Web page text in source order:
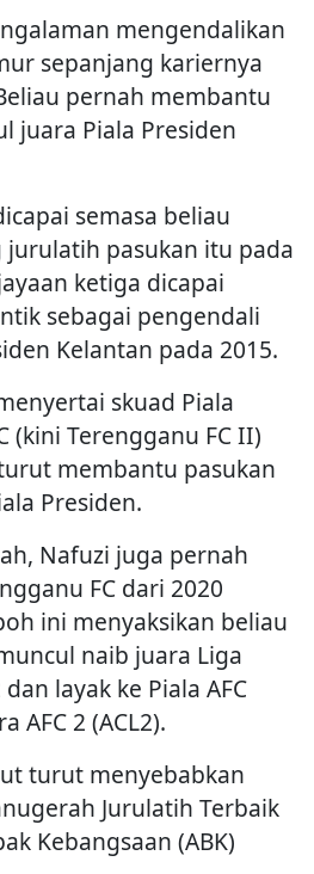
mengendalikan
sepanjang kariernya
pernah membantu
juara Piala Presiden
semasa beliau
pasukan itu pada
ketiga dicapai
sebagai pengendali
Kelantan pada 2015.
skuad Piala
(kini Terengganu FC II)
membantu pasukan
Presiden.
Nafuzi juga pernah
FC dari 2020
ini menyaksikan beliau
naib juara Liga
layak ke Piala AFC
AFC 2 (ACL2).
turut menyebabkan
Jurulatih Terbaik
Kebangsaan (ABK)